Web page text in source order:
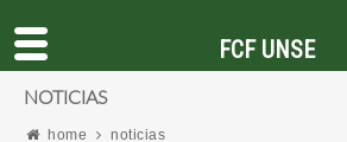
NOTICIAS
home noticias
FCF UNSE